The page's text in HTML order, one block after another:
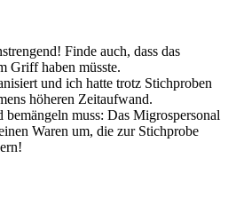
Finde auch, dass das
Griff haben müsste.
und ich hatte trotz Stichproben
höheren Zeitaufwand.
muss: Das Migrospersonal
Waren um, die zur Stichprobe